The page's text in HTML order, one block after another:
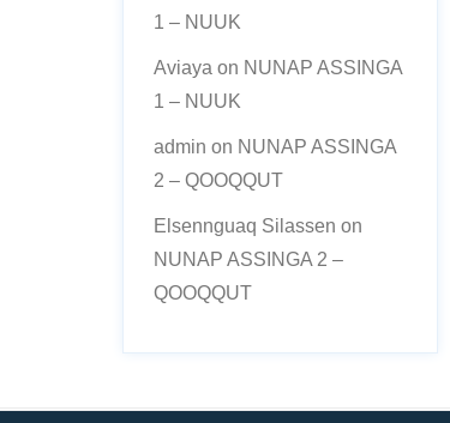
1 – NUUK
Aviaya on NUNAP ASSINGA
1 – NUUK
admin on NUNAP ASSINGA
2 – QOOQQUT
Elsennguaq Silassen on
NUNAP ASSINGA 2 –
QOOQQUT